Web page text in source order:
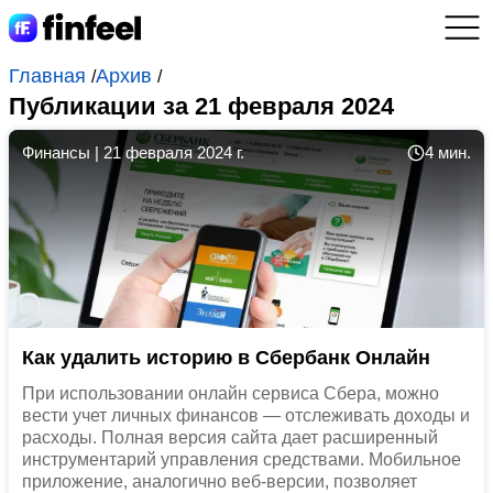
Главная /Архив /
Публикации за 21 февраля 2024
Финансы | 21 февраля 2024 г. 4 мин.
Как удалить историю в Сбербанк Онлайн
При использовании онлайн сервиса Сбера, можно
вести учет личных финансов — отслеживать доходы и
расходы. Полная версия сайта дает расширенный
инструментарий управления средствами. Мобильное
приложение, аналогично веб-версии, позволяет